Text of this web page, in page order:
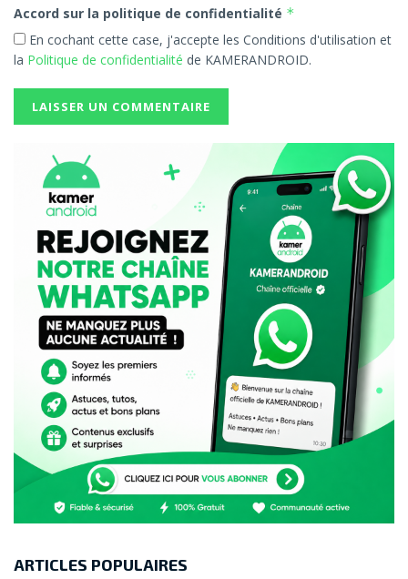
Accord sur la politique de confidentialité *
En cochant cette case, j'accepte les Conditions d'utilisation et
la Politique de confidentialité de KAMERANDROID.
ARTICLES POPULAIRES